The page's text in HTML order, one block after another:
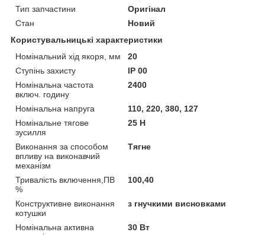
Тип запчастини
Оригінал
Стан
Новий
Користувальницькі характеристики
Номінальний хід якоря, мм
20
Ступінь захисту
IP 00
Номінальна частота
включ. годину
2400
Номінальна напруга
110, 220, 380, 127
Номінальне тягове
зусилля
25 Н
Виконання за способом
впливу на виконавчий
механізм
Тягне
Тривалість включення,ПВ
%
100,40
Конструктивне виконання
котушки
з гнучкими висновками
Номінальна активна
30 Вт